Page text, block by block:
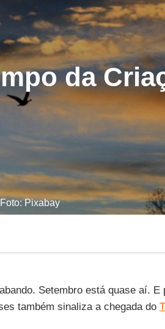
da
Foto: Pixabay
Setembro está quase aí.
também sinaliza a chegada do